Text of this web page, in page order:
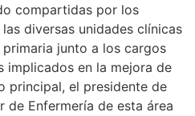
compartidas por los
diversas unidades clínicas
junto a los cargos
implicados en la mejora de
principal, el presidente de
Enfermería de esta área